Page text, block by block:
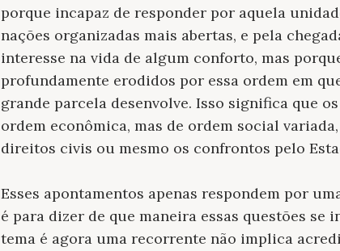
porque incapaz de responder por aquela
nações organizadas mais abertas, e pela
interesse na vida de algum conforto, mas
profundamente erodidos por essa ordem em
grande parcela desenvolve. Isso significa que
ordem econômica, mas de ordem social
direitos civis ou mesmo os confrontos pelo
Esses apontamentos apenas respondem por
é para dizer de que maneira essas questões
tema é agora uma recorrente não implica